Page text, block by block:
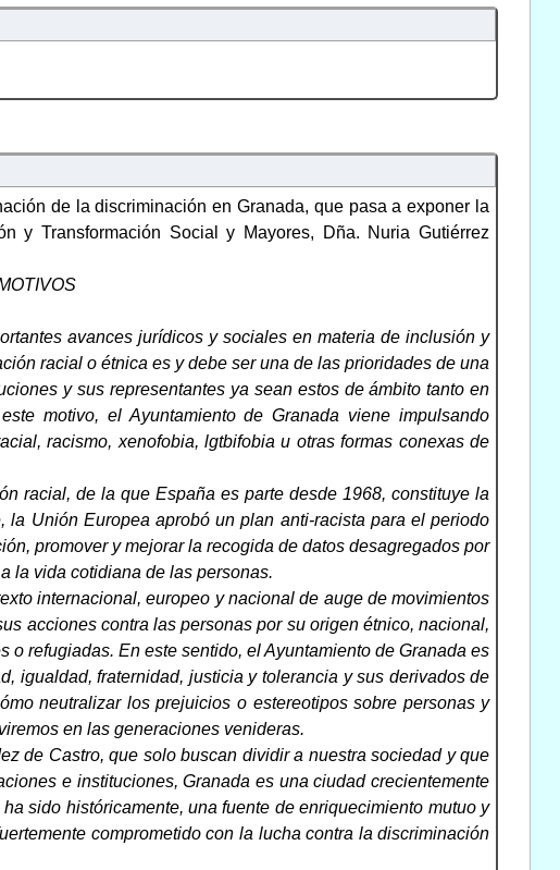
de la discriminación en Granada, que pasa a exponer la
y Transformación Social y Mayores, Dña. Nuria Gutiérrez
avances jurídicos y sociales en materia de inclusión y
racial o étnica es y debe ser una de las prioridades de una
y sus representantes ya sean estos de ámbito tanto en
motivo, el Ayuntamiento de Granada viene impulsando
racismo, xenofobia, lgtbifobia u otras formas conexas de
racial, de la que España es parte desde 1968, constituye la
Unión Europea aprobó un plan anti-racista para el periodo
promover y mejorar la recogida de datos desagregados por
la vida cotidiana de las personas.
internacional, europeo y nacional de auge de movimientos
acciones contra las personas por su origen étnico, nacional,
refugiadas. En este sentido, el Ayuntamiento de Granada es
igualdad, fraternidad, justicia y tolerancia y sus derivados de
neutralizar los prejuicios o estereotipos sobre personas y
en las generaciones venideras.
de Castro, que solo buscan dividir a nuestra sociedad y que
e instituciones, Granada es una ciudad crecientemente
sido históricamente, una fuente de enriquecimiento mutuo y
comprometido con la lucha contra la discriminación